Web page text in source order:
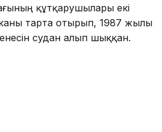
құтқарушылары екі
тарта отырып, 1987 жылы
судан алып шыққан.